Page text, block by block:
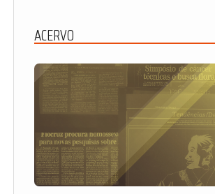
ACERVO